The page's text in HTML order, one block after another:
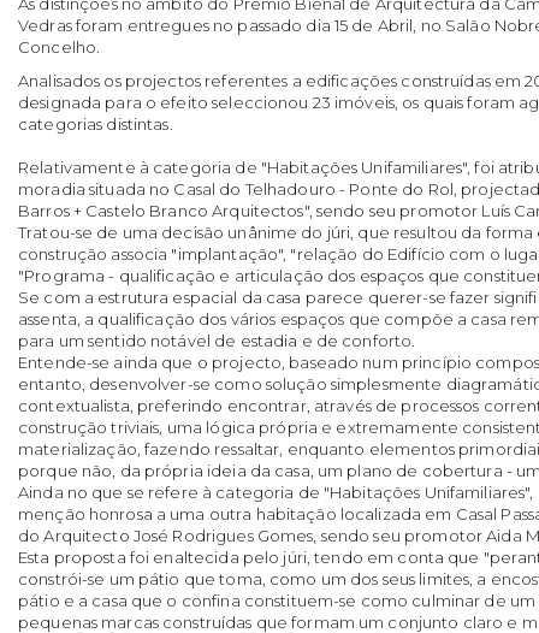
Vedras foram entregues no passado dia 15 de Abril, no Salão
Concelho.
Analisados os projectos referentes a edificações construídas em
designada para o efeito seleccionou 23 imóveis, os quais foram
categorias distintas.
Relativamente à categoria de "Habitações Unifamiliares", foi
moradia situada no Casal do Telhadouro - Ponte do Rol,
Barros + Castelo Branco Arquitectos", sendo seu promotor Luís
Tratou-se de uma decisão unânime do júri, que resultou da
construção associa "implantação", "relação do Edifício com o
"Programa - qualificação e articulação dos espaços que
Se com a estrutura espacial da casa parece querer-se fazer
assenta, a qualificação dos vários espaços que compõe a casa
para um sentido notável de estadia e de conforto.
Entende-se ainda que o projecto, baseado num princípio
entanto, desenvolver-se como solução simplesmente
contextualista, preferindo encontrar, através de processos
construção triviais, uma lógica própria e extremamente
materialização, fazendo ressaltar, enquanto elementos
porque não, da própria ideia da casa, um plano de cobertura -
Ainda no que se refere à categoria de "Habitações
menção honrosa a uma outra habitação localizada em Casal
do Arquitecto José Rodrigues Gomes, sendo seu promotor Aida
Esta proposta foi enaltecida pelo júri, tendo em conta que
constrói-se um pátio que toma, como um dos seus limites, a
pátio e a casa que o confina constituem-se como culminar de
pequenas marcas construídas que formam um conjunto claro e